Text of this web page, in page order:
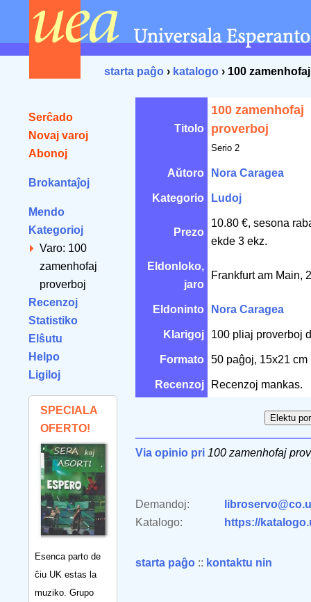
starta paĝo › katalogo › 100
Serĉado
Novaj varoj
Abonoj
Brokantaĵoj
Mendo
Kategorioj
Varo: 100
zamenhofaj
proverboj
Recenzoj
Statistiko
Elŝutu
Helpo
Ligiloj
SPECIALA
OFERTO!
Esenca parto de
ĉiu UK estas la
muziko. Grupo
Titolo
100 zamenhofaj
proverboj
Serio 2
Aŭtoro Nora Caragea
Kategorio Ludoj
Prezo
10.80 €, sesona
ekde 3 ekz.
Eldonloko,
jaro
Frankfurt am Main,
Eldoninto Nora Caragea
Klarigoj 100 pliaj proverboj
Formato 50 paĝoj, 15x21 cm
Recenzoj Recenzoj mankas.
Via opinio pri 100 zamenhofaj
Demandoj:
Katalogo:
https://
starta paĝo :: kontaktu nin